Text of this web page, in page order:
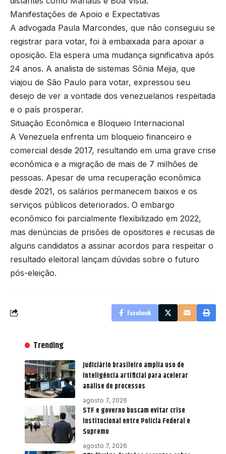
Manifestações de Apoio e Expectativas
A advogada Paula Marcondes, que não conseguiu se
registrar para votar, foi à embaixada para apoiar a
oposição. Ela espera uma mudança significativa após
24 anos. A analista de sistemas Sônia Mejia, que
viajou de São Paulo para votar, expressou seu
desejo de ver a vontade dos venezuelanos respeitada
e o país prosperar.
Situação Econômica e Bloqueio Internacional
A Venezuela enfrenta um bloqueio financeiro e
comercial desde 2017, resultando em uma grave crise
econômica e a migração de mais de 7 milhões de
pessoas. Apesar de uma recuperação econômica
desde 2021, os salários permanecem baixos e os
serviços públicos deteriorados. O embargo
econômico foi parcialmente flexibilizado em 2022,
mas denúncias de prisões de opositores e recusas de
alguns candidatos a assinar acordos para respeitar o
resultado eleitoral lançam dúvidas sobre o futuro
pós-eleição.
Facebook
Trending
Judiciário brasileiro amplia uso de
inteligência artificial para acelerar
análise de processos
agosto 7, 2026
STF e governo buscam evitar crise
institucional entre Polícia Federal e
Supremo
agosto 7, 2026